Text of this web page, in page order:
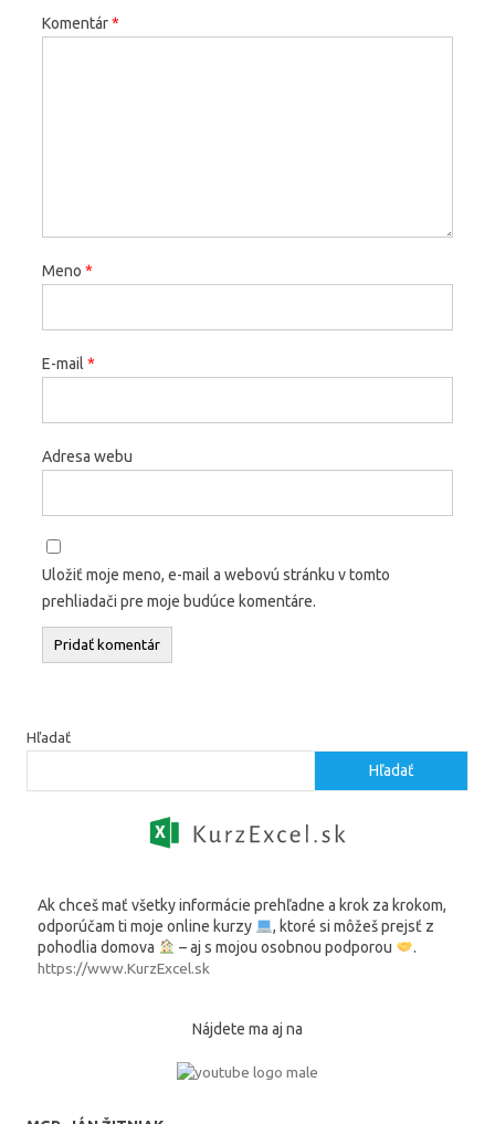
Komentár*
Meno *
E-mail *
Adresa webu
Uložiť moje meno, e-mail a webovú stránku v tomto
prehliadači pre moje budúce komentáre.
Hľadať
Hľadať
Ak chceš mať všetky informácie prehľadne a krok za krokom,
odporúčam ti moje online kurzy
, ktoré si môžeš prejsť z
pohodlia domova
– aj s mojou osobnou podporou
.
https://www.KurzExcel.sk
Nájdete ma aj na